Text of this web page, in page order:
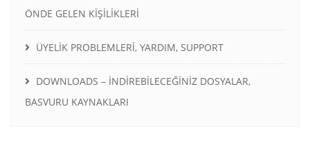
ÖNDE GELEN KİŞİLİKLERİ
ÜYELİK PROBLEMLERİ, YARDIM, SUPPORT
DOWNLOADS – İNDİREBİLECEĞİNİZ DOSYALAR,
BASVURU KAYNAKLARI